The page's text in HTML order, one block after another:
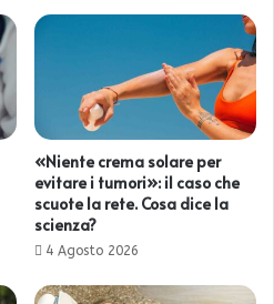
«Niente crema solare per
evitare i tumori»: il caso che
scuote la rete. Cosa dice la
scienza?
4 Agosto 2026